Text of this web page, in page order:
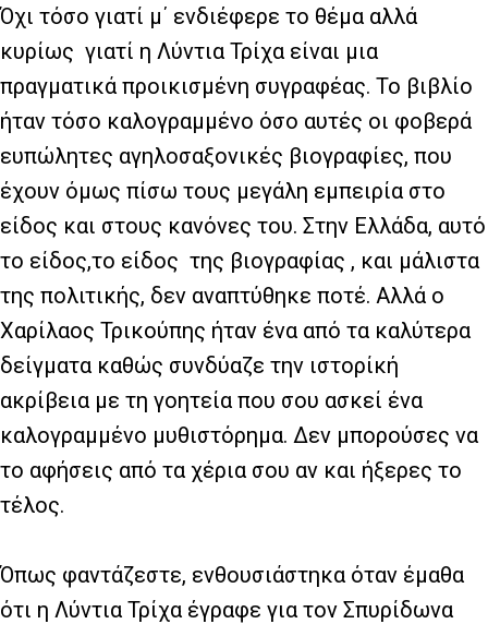
Όχι τόσο γιατί μ΄ ενδιέφερε το θέμα αλλά
κυρίως γιατί η Λύντια Τρίχα είναι μια
πραγματικά προικισμένη συγραφέας. Το βιβλίο
ήταν τόσο καλογραμμένο όσο αυτές οι φοβερά
ευπώλητες αγηλοσαξονικές βιογραφίες, που
έχουν όμως πίσω τους μεγάλη εμπειρία στο
είδος και στους κανόνες του. Στην Ελλάδα, αυτό
το είδος,το είδος της βιογραφίας , και μάλιστα
της πολιτικής, δεν αναπτύθηκε ποτέ. Αλλά ο
Χαρίλαος Τρικούπης ήταν ένα από τα καλύτερα
δείγματα καθώς συνδύαζε την ιστορίκή
ακρίβεια με τη γοητεία που σου ασκεί ένα
καλογραμμένο μυθιστόρημα. Δεν μπορούσες να
το αφήσεις από τα χέρια σου αν και ήξερες το
τέλος.
Όπως φαντάζεστε, ενθουσιάστηκα όταν έμαθα
ότι η Λύντια Τρίχα έγραφε για τον Σπυρίδωνα